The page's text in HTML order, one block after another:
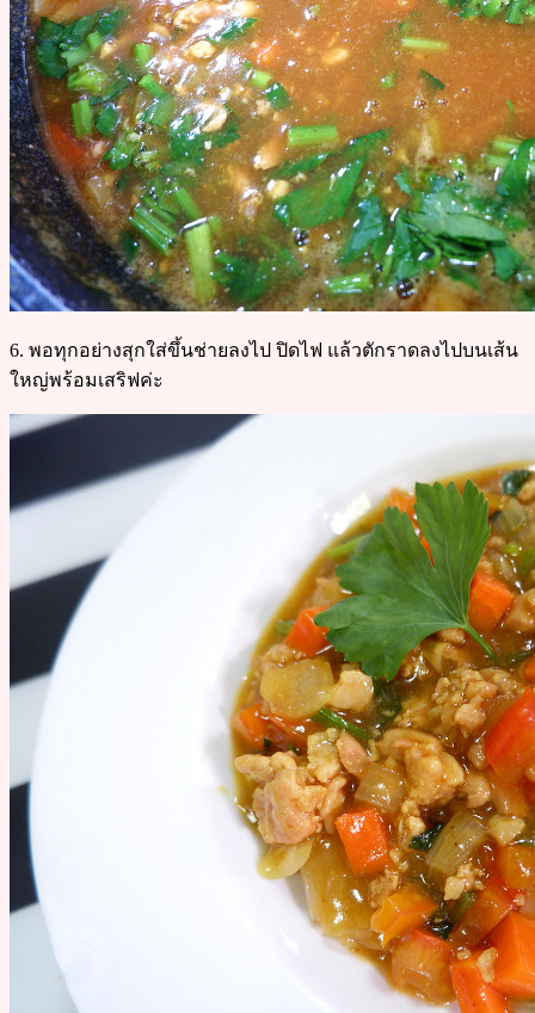
6. พอทุกอย่างสุกใส่ขึ้นช่ายลงไป ปิดไฟ แล้วตักราดลงไปบนเส้น
ใหญ่พร้อมเสริฟค่ะ